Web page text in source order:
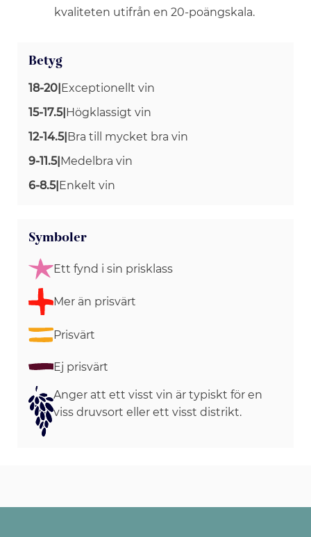
kvaliteten utifrån en 20-poängskala.
Betyg
18-20 Exceptionellt vin
15-17.5| Högklassigt vin
12-14.5| Bra till mycket bra vin
9-11.5| Medelbra vin
6-8.5| Enkelt vin
Symboler
Ett fynd i sin prisklass
Mer än prisvärt
Prisvärt
Ej prisvärt
Anger att ett visst vin är typiskt för en
viss druvsort eller ett visst distrikt.